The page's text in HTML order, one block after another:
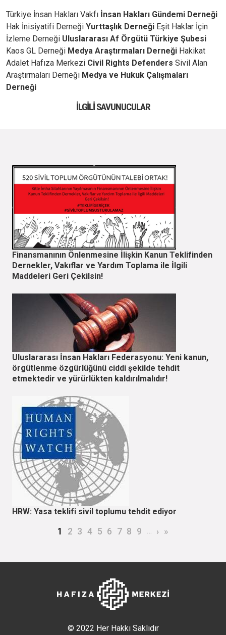
Türkiye İnsan Hakları Vakfı İnsan Hakları Gündemi Derneği
Hak İnisiyatifi Derneği Yurttaşlık Derneği Eşit Haklar İçin
İzleme Derneği Uluslararası Af Örgütü Türkiye Şubesi
Kaos GL Derneği Medya Araştırmaları Derneği Hakikat
Adalet Hafıza Merkezi Civil Rights Defenders Sivil Alan
Araştırmaları Derneği Medya ve Hukuk Çalışmaları
Derneği
İLGILI SAVUNUCULAR
Finansmanının Önlenmesine İlişkin Kanun Teklifinden
Dernekler, Vakıflar ve Yardım Toplama ile İlgili
Maddeleri Geri Çekilsin!
Uluslararası İnsan Hakları Federasyonu: Yeni kanun,
örgütlenme özgürlüğünü ciddi şekilde tehdit
etmektedir ve yürürlükten kaldırılmalıdır!
HRW: Yasa teklifi sivil toplumu tehdit ediyor
Şu an kullanılan sayfa
1 Page
2 Page
3 Page
4 Page
5 Page
6 Page
7 Page
8 Page
9 … Sonraki sayfa
› Son sayfa
»
© 2022 Her Hakkı Saklıdır